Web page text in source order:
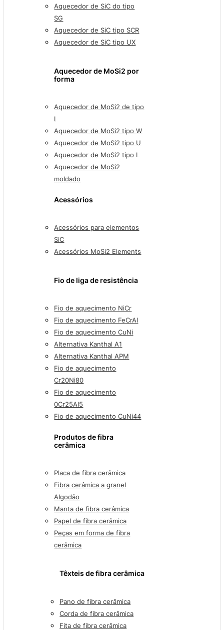
Aquecedor de SiC do tipo
SG
Aquecedor de SiC tipo SCR
Aquecedor de SiC tipo UX
Aquecedor de MoSi2 por
forma
Aquecedor de MoSi2 de tipo
I
Aquecedor de MoSi2 tipo W
Aquecedor de MoSi2 tipo U
Aquecedor de MoSi2 tipo L
Aquecedor de MoSi2
moldado
Acessórios
Acessórios para elementos
SiC
Acessórios MoSi2 Elements
Fio de liga de resistência
Fio de aquecimento NiCr
Fio de aquecimento FeCrAl
Fio de aquecimento CuNi
Alternativa Kanthal A1
Alternativa Kanthal APM
Fio de aquecimento
Cr20Ni80
Fio de aquecimento
0Cr25Al5
Fio de aquecimento CuNi44
Produtos de fibra
cerâmica
Placa de fibra cerâmica
Fibra cerâmica a granel
Algodão
Manta de fibra cerâmica
Papel de fibra cerâmica
Peças em forma de fibra
cerâmica
Têxteis de fibra cerâmica
Pano de fibra cerâmica
Corda de fibra cerâmica
Fita de fibra cerâmica